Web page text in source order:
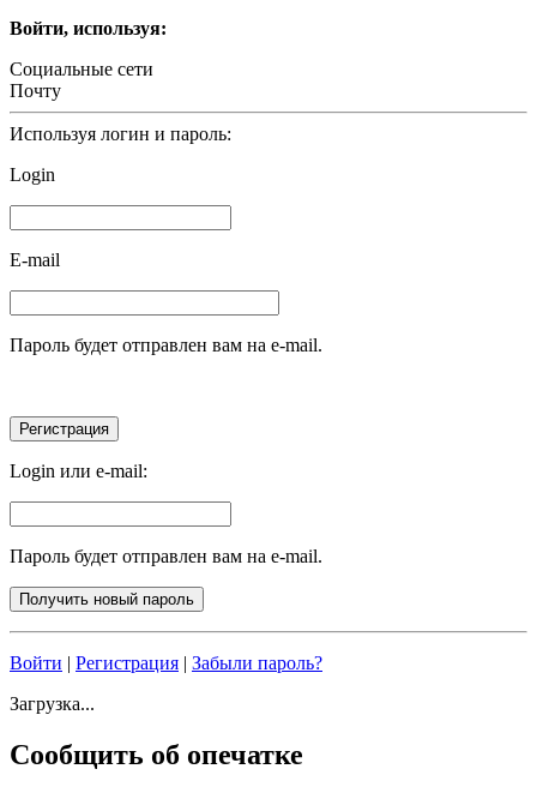
Войти, используя:
Социальные сети
Почту
Используя логин и пароль:
Login
E-mail
Пароль будет отправлен вам на e-mail.
Login или e-mail:
Пароль будет отправлен вам на e-mail.
Войти | Регистрация | Забыли пароль?
Загрузка...
Сообщить об опечатке